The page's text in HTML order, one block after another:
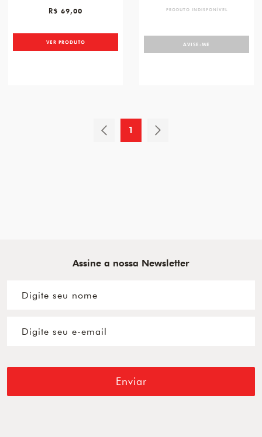
R$ 69,00
VER PRODUTO
PRODUTO INDISPONÍVEL
AVISE-ME
1
Assine a nossa Newsletter
Enviar